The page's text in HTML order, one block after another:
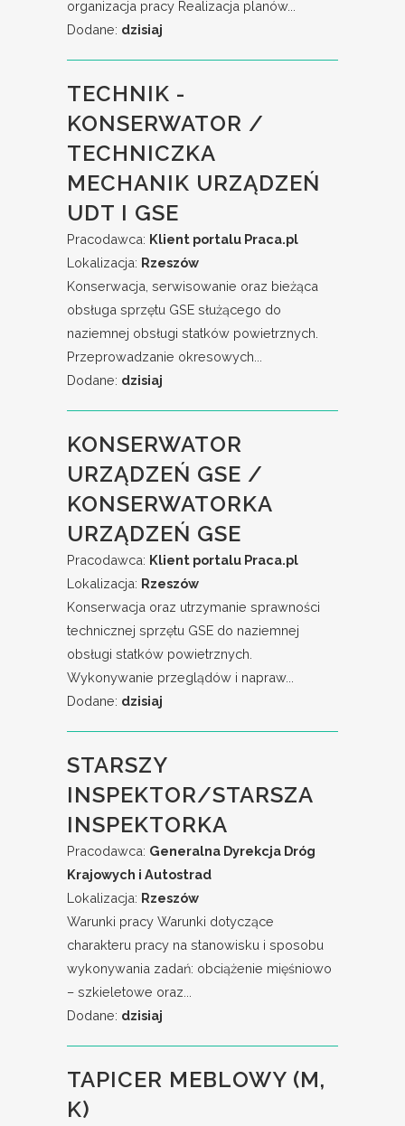
organizacja pracy Realizacja planów...
Dodane: dzisiaj
TECHNIK -
KONSERWATOR /
TECHNICZKA
MECHANIK URZĄDZEŃ
UDT I GSE
Pracodawca: Klient portalu Praca.pl
Lokalizacja: Rzeszów
Konserwacja, serwisowanie oraz bieżąca
obsługa sprzętu GSE służącego do
naziemnej obsługi statków powietrznych.
Przeprowadzanie okresowych...
Dodane: dzisiaj
KONSERWATOR
URZĄDZEŃ GSE /
KONSERWATORKA
URZĄDZEŃ GSE
Pracodawca: Klient portalu Praca.pl
Lokalizacja: Rzeszów
Konserwacja oraz utrzymanie sprawności
technicznej sprzętu GSE do naziemnej
obsługi statków powietrznych.
Wykonywanie przeglądów i napraw...
Dodane: dzisiaj
STARSZY
INSPEKTOR/STARSZA
INSPEKTORKA
Pracodawca: Generalna Dyrekcja Dróg
Krajowych i Autostrad
Lokalizacja: Rzeszów
Warunki pracy Warunki dotyczące
charakteru pracy na stanowisku i sposobu
wykonywania zadań: obciążenie mięśniowo
– szkieletowe oraz...
Dodane: dzisiaj
TAPICER MEBLOWY (M,
K)